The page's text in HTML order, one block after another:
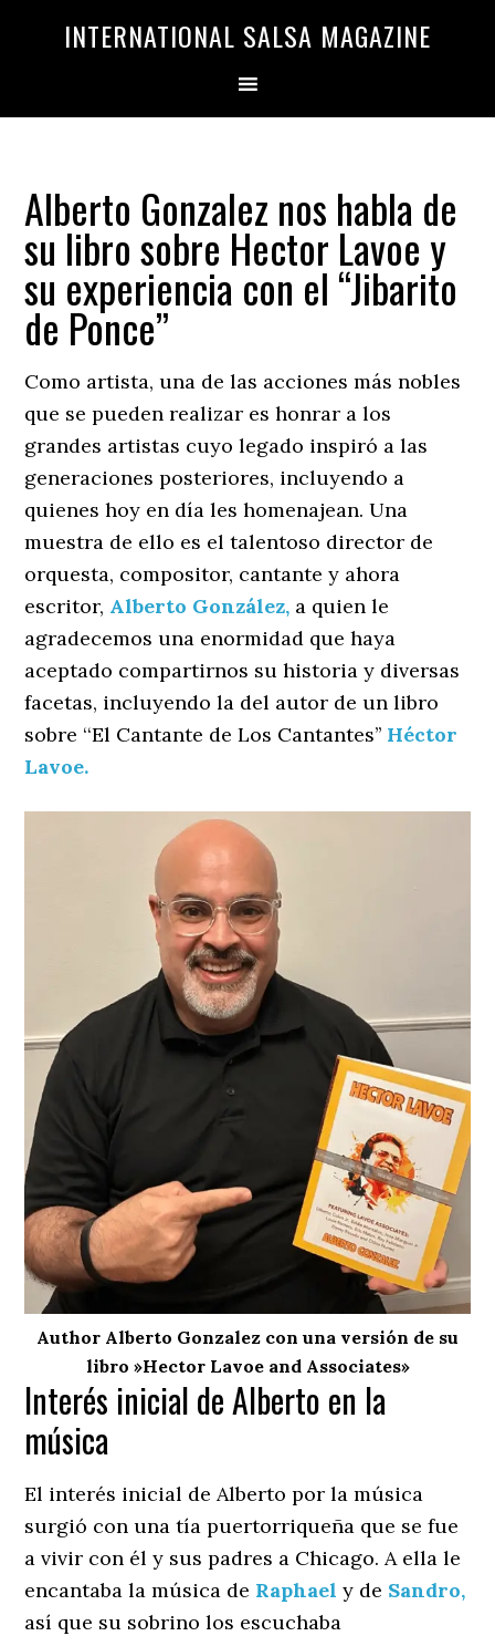
INTERNATIONAL SALSA MAGAZINE
Alberto Gonzalez nos habla de
su libro sobre Hector Lavoe y
su experiencia con el ‘‘Jibarito
de Ponce’’
Como artista, una de las acciones más nobles
que se pueden realizar es honrar a los
grandes artistas cuyo legado inspiró a las
generaciones posteriores, incluyendo a
quienes hoy en día les homenajean. Una
muestra de ello es el talentoso director de
orquesta, compositor, cantante y ahora
escritor, Alberto González, a quien le
agradecemos una enormidad que haya
aceptado compartirnos su historia y diversas
facetas, incluyendo la del autor de un libro
sobre ‘‘El Cantante de Los Cantantes’’ Héctor
Lavoe.
Author Alberto Gonzalez con una versión de su
libro »Hector Lavoe and Associates»
Interés inicial de Alberto en la
música
El interés inicial de Alberto por la música
surgió con una tía puertorriqueña que se fue
a vivir con él y sus padres a Chicago. A ella le
encantaba la música de Raphael y de Sandro,
así que su sobrino los escuchaba